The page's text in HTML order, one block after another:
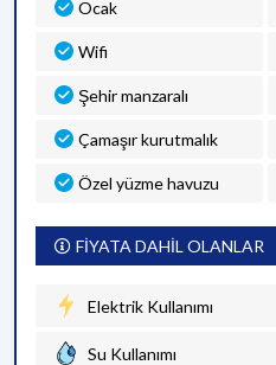
Ocak
Wifi
Şehir manzaralı
Çamaşır kurutmalık
Özel yüzme havuzu
FİYATA DAHİL OLANLAR
Elektrik Kullanımı
Su Kullanımı